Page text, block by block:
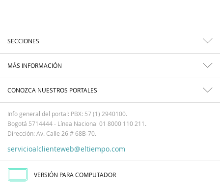
SECCIONES
MÁS INFORMACIÓN
CONOZCA NUESTROS PORTALES
Info general del portal: PBX: 57 (1) 2940100.
Bogotá 5714444 - Línea Nacional 01 8000 110 211.
Dirección: Av. Calle 26 # 68B-70.
servicioalclienteweb@eltiempo.com
VERSIÓN PARA COMPUTADOR